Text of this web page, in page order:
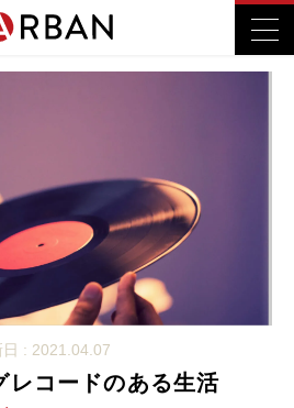
日 : 2021.04.07
レコードのある生活